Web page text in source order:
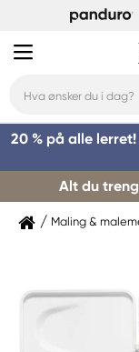
20 % på alle
Alt du
Maling &